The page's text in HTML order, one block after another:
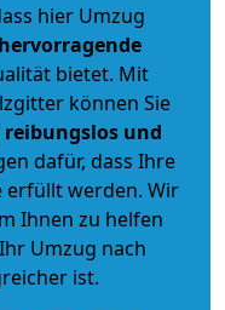
hier Umzug
hervorragende
bietet. Mit
können Sie
reibungslos und
dafür, dass Ihre
erfüllt werden. Wir
Ihnen zu helfen
Umzug nach
ist.